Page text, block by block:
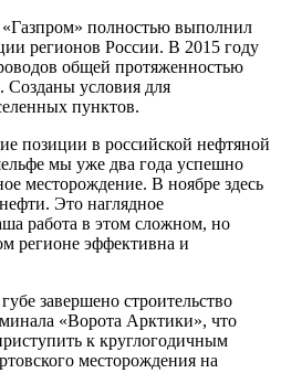
полностью выполнил
регионов России. В 2015 году
общей протяженностью
Созданы условия для
пунктов.
позиции в российской нефтяной
мы уже два года успешно
месторождение. В ноябре здесь
Это наглядное
работа в этом сложном, но
регионе эффективна и
завершено строительство
«Ворота Арктики», что
к круглогодичным
месторождения на